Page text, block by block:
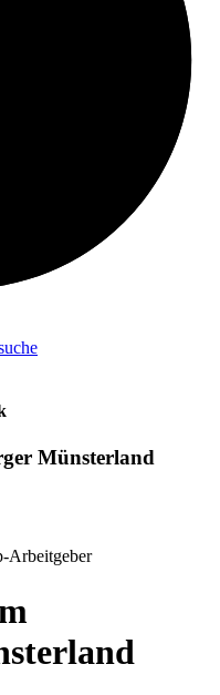
Münsterland
Arbeitgeber